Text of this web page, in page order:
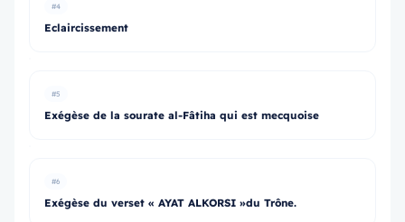
#4
Eclaircissement
#5
Exégèse de la sourate al-Fâtiha qui est mecquoise
#6
Exégèse du verset « AYAT ALKORSI »du Trône.